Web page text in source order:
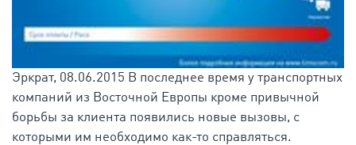
Эркрат, 08.06.2015 В последнее время у транспортных
компаний из Восточной Европы кроме привычной
борьбы за клиента появились новые вызовы, с
которыми им необходимо как-то справляться.